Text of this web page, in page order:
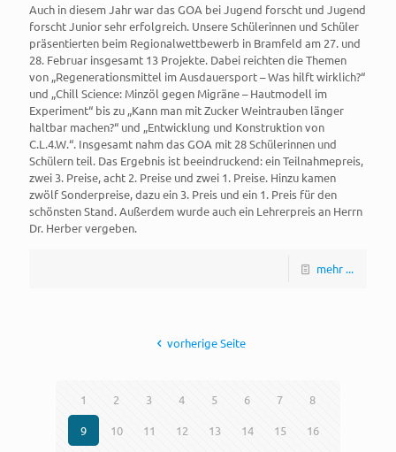
Auch in diesem Jahr war das GOA bei Jugend forscht und Jugend
forscht Junior sehr erfolgreich. Unsere Schülerinnen und Schüler
präsentierten beim Regionalwettbewerb in Bramfeld am 27. und
28. Februar insgesamt 13 Projekte. Dabei reichten die Themen
von „Regenerationsmittel im Ausdauersport – Was hilft wirklich?“
und „Chill Science: Minzöl gegen Migräne – Hautmodell im
Experiment“ bis zu „Kann man mit Zucker Weintrauben länger
haltbar machen?“ und „Entwicklung und Konstruktion von
C.L.4.W.“. Insgesamt nahm das GOA mit 28 Schülerinnen und
Schülern teil. Das Ergebnis ist beeindruckend: ein Teilnahmepreis,
zwei 3. Preise, acht 2. Preise und zwei 1. Preise. Hinzu kamen
zwölf Sonderpreise, dazu ein 3. Preis und ein 1. Preis für den
schönsten Stand. Außerdem wurde auch ein Lehrerpreis an Herrn
Dr. Herber vergeben.
mehr ...
vorherige Seite
1 2 3 4 5 6 7 8
9 10 11 12 13 14 15 16